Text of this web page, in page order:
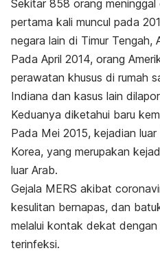
Sekitar 858 orang meninggal
pertama kali muncul pada
negara lain di Timur Tengah,
Pada April 2014, orang
perawatan khusus di rumah
Indiana dan kasus lain
Keduanya diketahui baru
Pada Mei 2015, kejadian
Korea, yang merupakan
luar Arab.
Gejala MERS akibat
kesulitan bernapas, dan
melalui kontak dekat
terinfeksi.